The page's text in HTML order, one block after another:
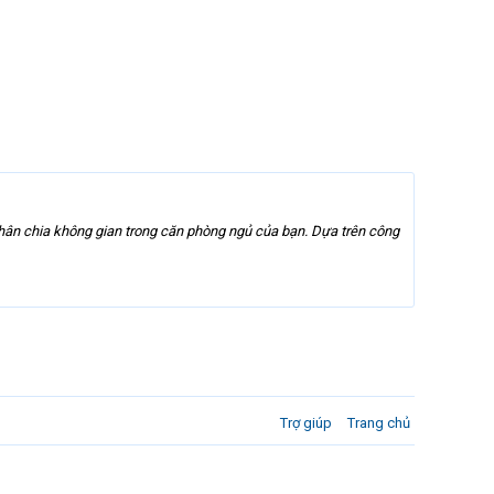
chia không gian trong căn phòng ngủ của bạn. Dựa trên công
Trợ giúp Trang chủ